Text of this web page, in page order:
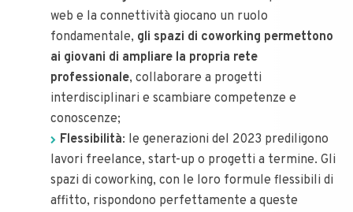
web e la connettività giocano un ruolo
fondamentale, gli spazi di coworking permettono
ai giovani di ampliare la propria rete
professionale, collaborare a progetti
interdisciplinari e scambiare competenze e
conoscenze;
Flessibilità: le generazioni del 2023 prediligono
lavori freelance, start-up o progetti a termine. Gli
spazi di coworking, con le loro formule flessibili di
affitto, rispondono perfettamente a queste